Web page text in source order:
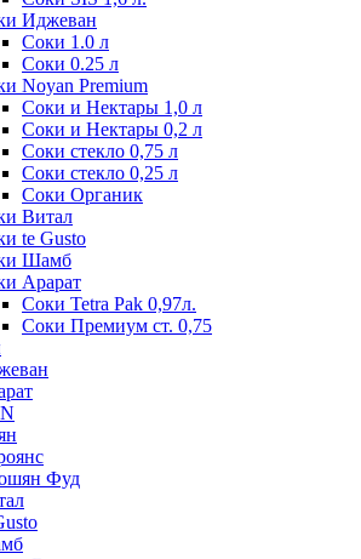
Иджеван
Соки 1.0 л
Соки 0.25 л
Noyan Premium
Соки и Нектары 1,0 л
Соки и Нектары 0,2 л
Соки стекло 0,75 л
Соки стекло 0,25 л
Соки Органик
Витал
te Gusto
Шамб
Арарат
Соки Tetra Pak 0,97л.
Соки Премиум ст. 0,75
Фуд